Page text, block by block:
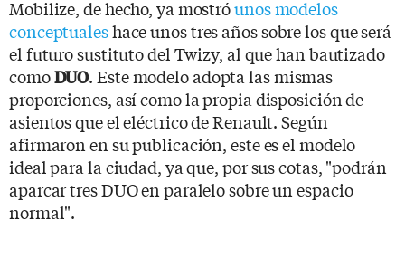
Mobilize, de hecho, ya mostróunos modelos
conceptualeshace unos tres años sobre los que será
el futuro sustituto del Twizy, al que han bautizado
comoDUO. Este modelo adopta las mismas
proporciones, así como la propia disposición de
asientos que el eléctrico de Renault. Según
afirmaron en su publicación, este es el modelo
ideal para la ciudad, ya que, por sus cotas, "podrán
aparcar tres DUO en paralelo sobre un espacio
normal".